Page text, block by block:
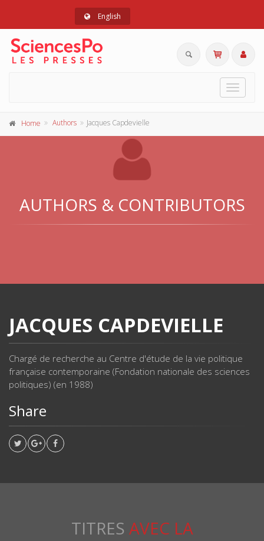
English
Toggle
Home Authors Jacques Capdevielle
AUTHORS & CONTRIBUTORS
JACQUES CAPDEVIELLE
Chargé de recherche au Centre d'étude de la vie politique
française contemporaine (Fondation nationale des sciences
politiques) (en 1988)
Share
TITRES AVEC LA